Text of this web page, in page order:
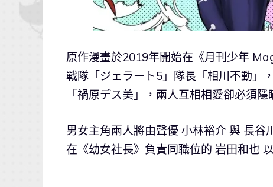
原作漫畫於2019年開始在《月刊少年
戰隊「ジェラート5」隊長「相川不動」
「禍原デス美」，兩人互相相愛卻必須
男女主角兩人將由聲優 小林裕介 與 長
在《幼女社長》負責同職位的 岩田和也